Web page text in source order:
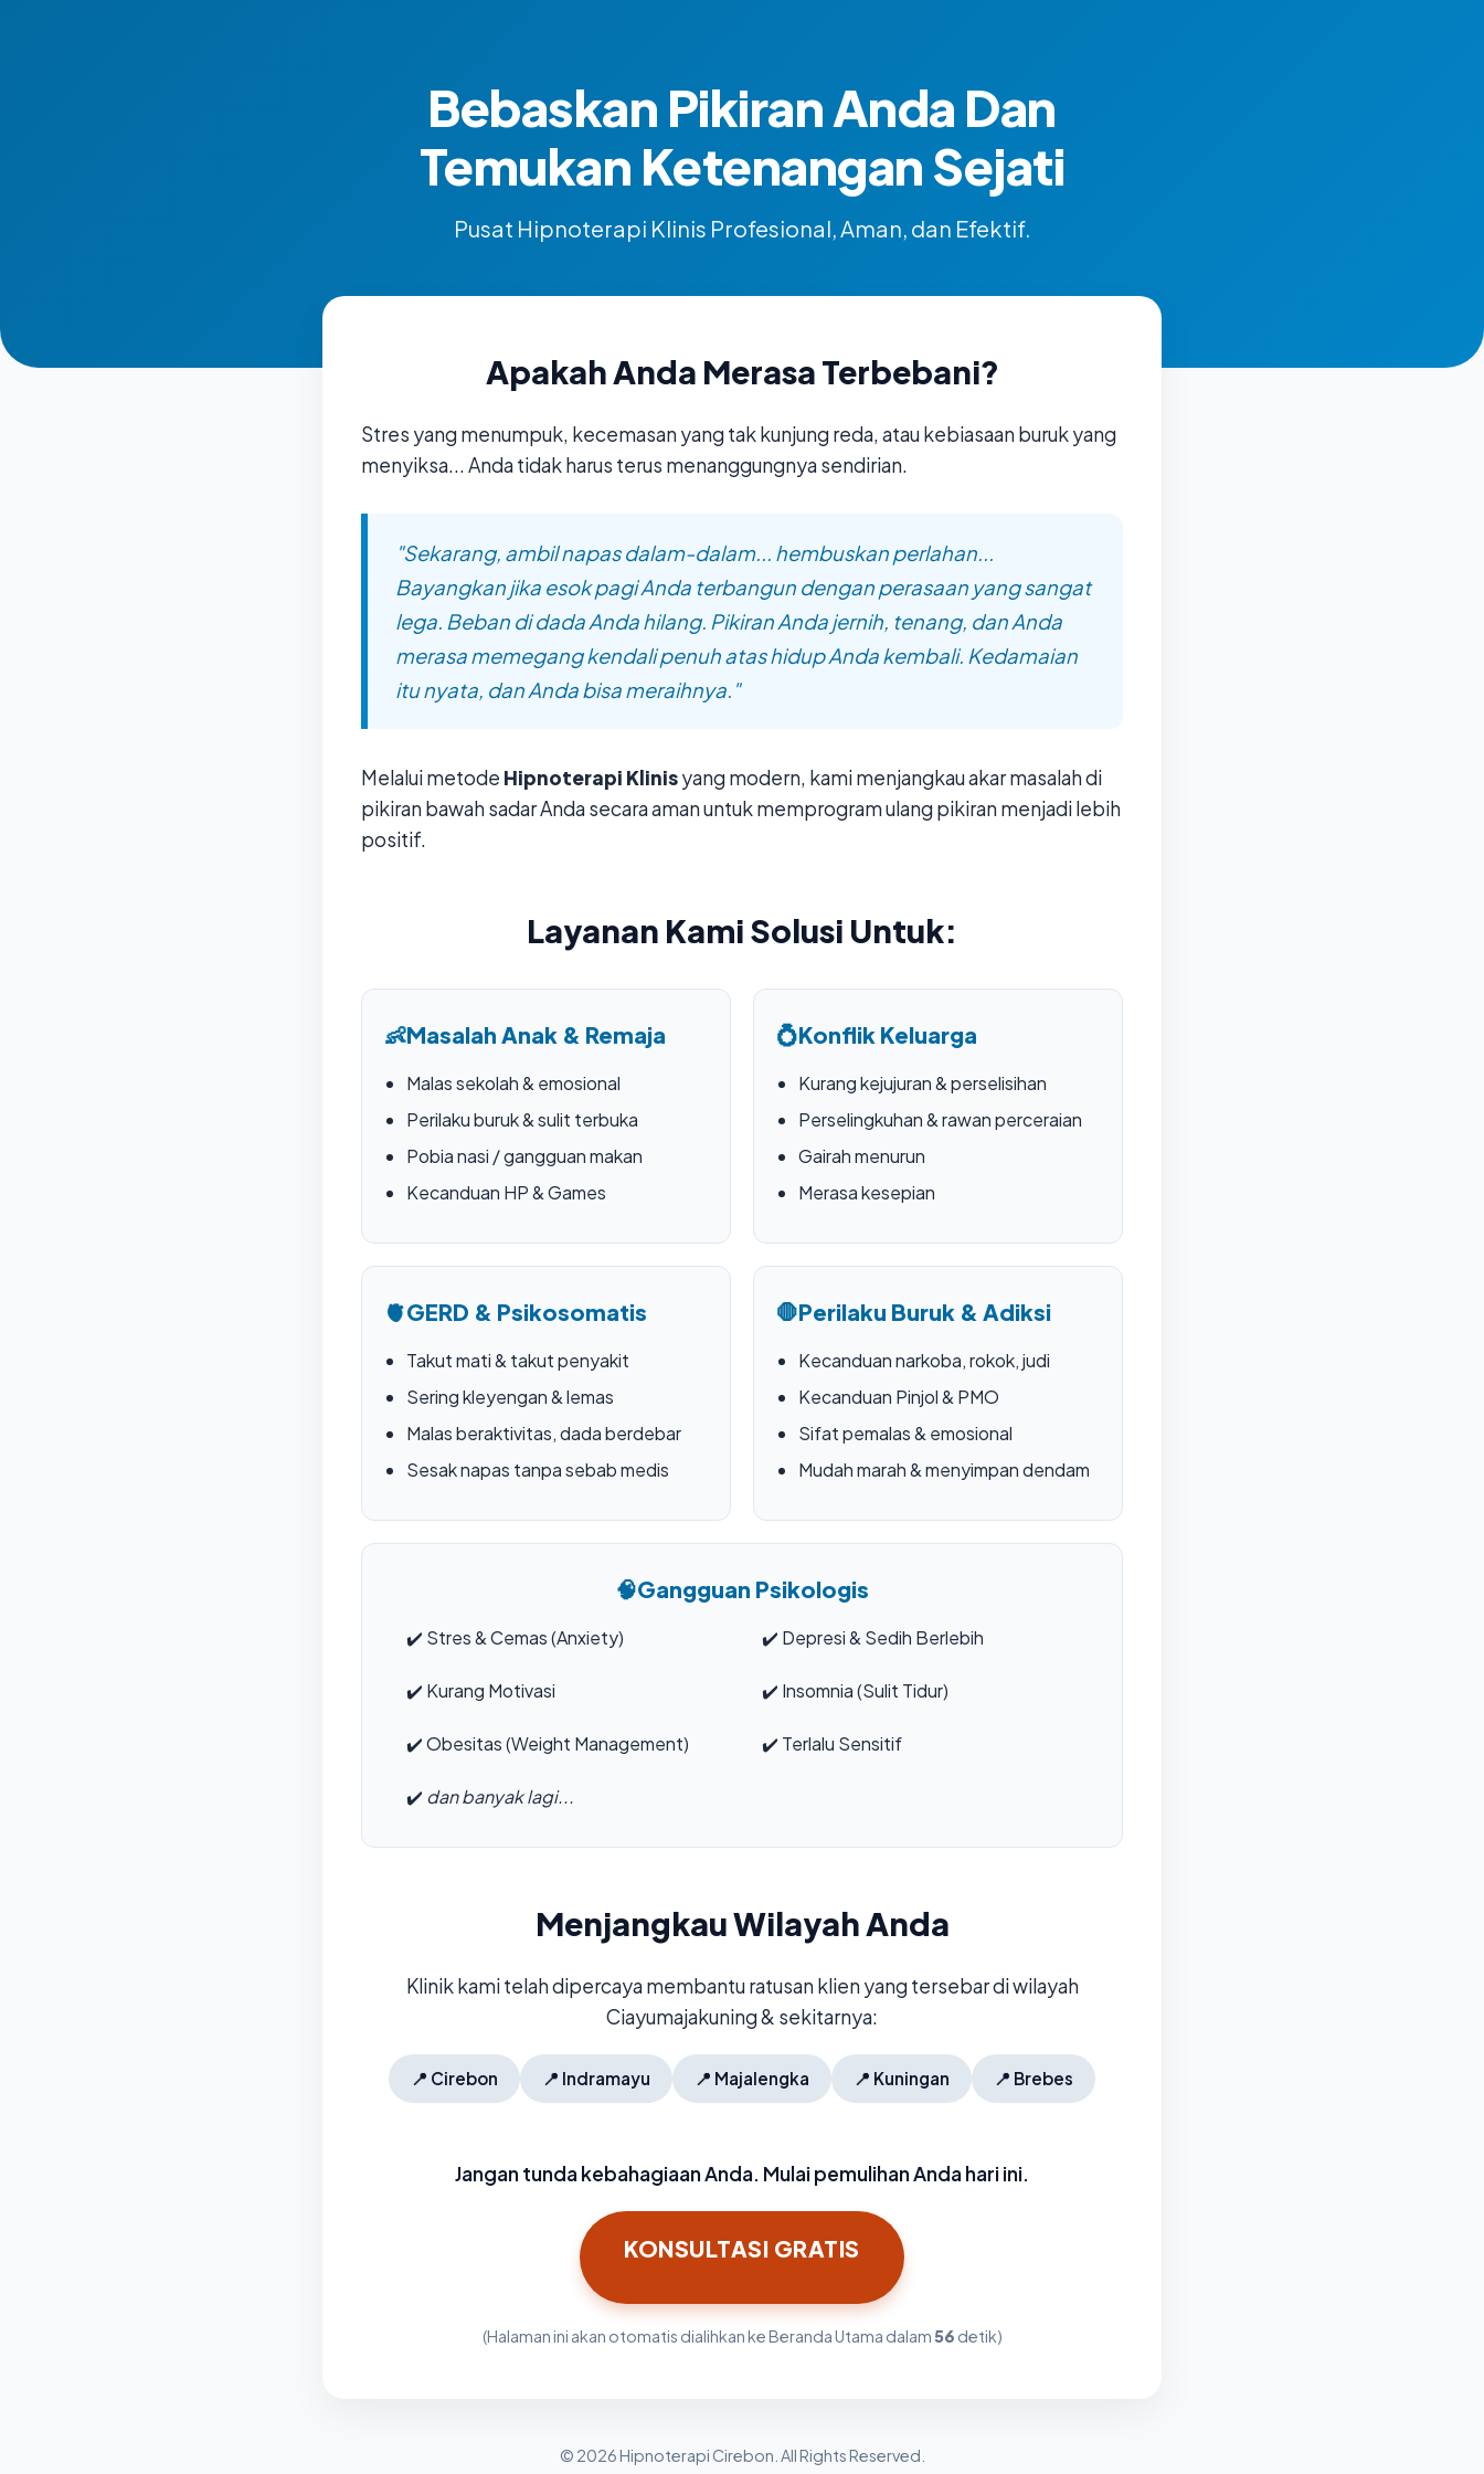
Bebaskan Pikiran Anda Dan
Temukan Ketenangan Sejati
Pusat Hipnoterapi Klinis Profesional, Aman, dan Efektif.
Apakah Anda Merasa Terbebani?
Stres yang menumpuk, kecemasan yang tak kunjung reda, atau kebiasaan buruk yang
menyiksa... Anda tidak harus terus menanggungnya sendirian.
"Sekarang, ambil napas dalam-dalam... hembuskan perlahan...
Bayangkan jika esok pagi Anda terbangun dengan perasaan yang sangat
lega. Beban di dada Anda hilang. Pikiran Anda jernih, tenang, dan Anda
merasa memegang kendali penuh atas hidup Anda kembali. Kedamaian
itu nyata, dan Anda bisa meraihnya."
Melalui metode Hipnoterapi Klinisyang modern, kami menjangkau akar masalah di
pikiran bawah sadar Anda secara aman untuk memprogram ulang pikiran menjadi lebih
positif.
Layanan Kami Solusi Untuk:
👶Masalah Anak & Remaja
Malas sekolah & emosional
Perilaku buruk & sulit terbuka
Pobia nasi / gangguan makan
Kecanduan HP & Games
💍Konflik Keluarga
Kurang kejujuran & perselisihan
Perselingkuhan & rawan perceraian
Gairah menurun
Merasa kesepian
🫀GERD & Psikosomatis
Takut mati & takut penyakit
Sering kleyengan & lemas
Malas beraktivitas, dada berdebar
Sesak napas tanpa sebab medis
🛑Perilaku Buruk & Adiksi
Kecanduan narkoba, rokok, judi
Kecanduan Pinjol & PMO
Sifat pemalas & emosional
Mudah marah & menyimpan dendam
🧠Gangguan Psikologis
✔️ Stres & Cemas (Anxiety) ✔️ Depresi & Sedih Berlebih
✔️ Kurang Motivasi ✔️ Insomnia (Sulit Tidur)
✔️Obesitas (Weight Management) ✔️ Terlalu Sensitif
✔️ dan banyak lagi...
Menjangkau Wilayah Anda
Klinik kami telah dipercaya membantu ratusan klien yang tersebar di wilayah
Ciayumajakuning & sekitarnya:
📍 Cirebon 📍 Indramayu 📍 Majalengka 📍 Kuningan 📍 Brebes
Jangan tunda kebahagiaan Anda. Mulai pemulihan Anda hari ini.
KONSULTASI GRATIS
(Halaman ini akan otomatis dialihkan ke Beranda Utama dalam56 detik)
© 2026 Hipnoterapi Cirebon. All Rights Reserved.